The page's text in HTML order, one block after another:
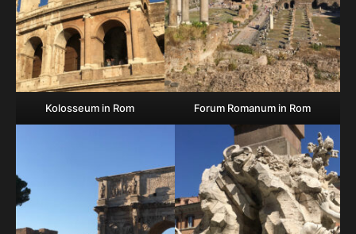
Kolosseum in Rom Forum Romanum in Rom